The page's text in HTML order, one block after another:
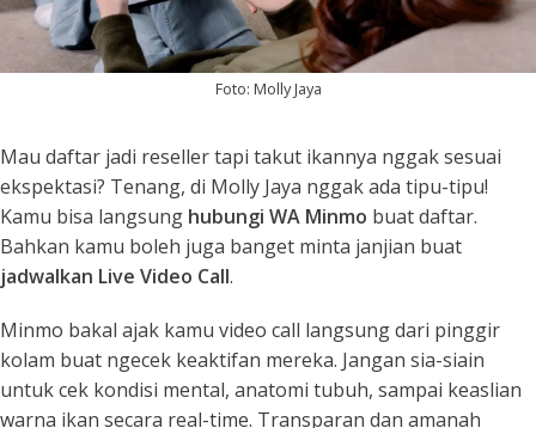
Foto: Molly Jaya
Mau daftar jadi reseller tapi takut ikannya nggak sesuai
ekspektasi? Tenang, di Molly Jaya nggak ada tipu-tipu!
Kamu bisa langsung hubungi WA Minmo buat daftar.
Bahkan kamu boleh juga banget minta janjian buat
jadwalkan Live Video Call.
Minmo bakal ajak kamu video call langsung dari pinggir
kolam buat ngecek keaktifan mereka. Jangan sia-siain
untuk cek kondisi mental, anatomi tubuh, sampai keaslian
warna ikan secara real-time. Transparan dan amanah